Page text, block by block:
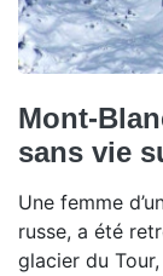
Mont-
sans vie
Une femme
russe, a été
glacier du